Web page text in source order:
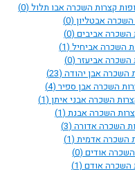
קצרות השכרה אבו תלול (0)
אבטליון (0)
השכרה אביבים (0)
השכרה אביחיל (1)
השכרה אביעזר (0)
השכרה אבן יהודה (23)
השכרה אבן ספיר (4)
השכרה אבני איתן (1)
השכרה אבנת (1)
השכרה אדורה (3)
השכרה אדמית (1)
אודים (0)
השכרה אודם (1)